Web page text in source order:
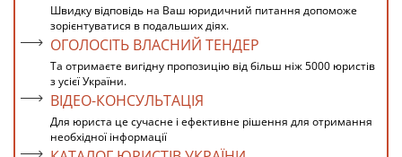
Швидку відповідь на Ваш юридичний питання допоможе
зорієнтуватися в подальших діях.
ОГОЛОСІТЬ ВЛАСНИЙ ТЕНДЕР
Та отримаєте вигідну пропозицію від більш ніж 5000 юристів
з усієї України.
ВІДЕО-КОНСУЛЬТАЦІЯ
Для юриста це сучасне і ефективне рішення для отримання
необхідної інформації